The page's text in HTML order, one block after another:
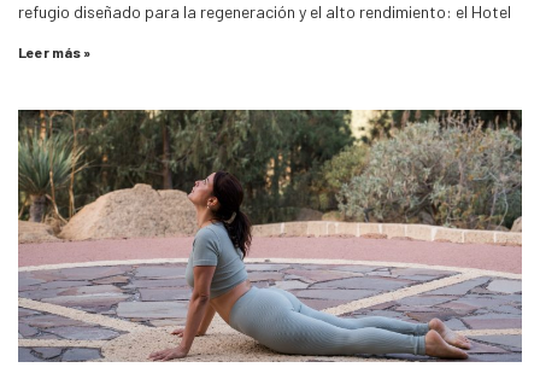
refugio diseñado para la regeneración y el alto rendimiento: el Hotel
Leer más »